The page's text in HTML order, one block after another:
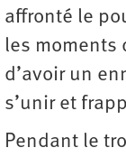
affronté le
les moments
d’avoir un
s’unir et
Pendant le